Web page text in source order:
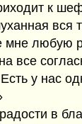
к
вся
любую
все
у нас
в